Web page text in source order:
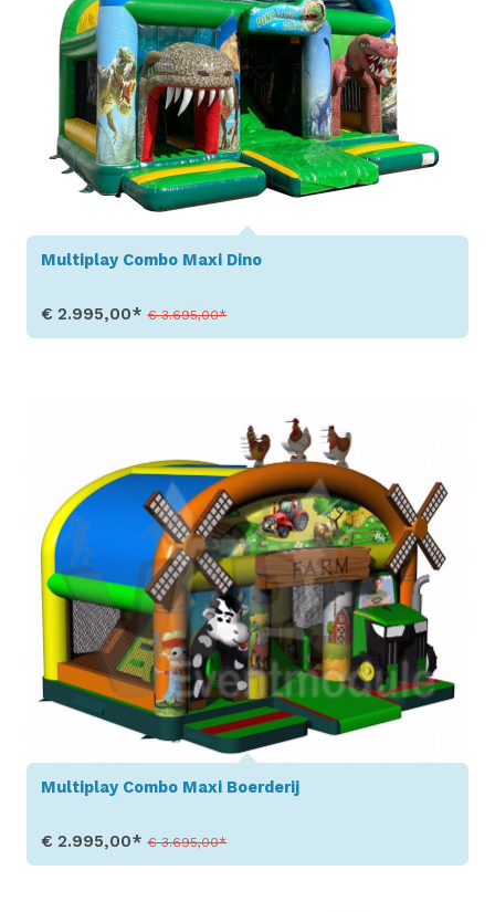
Multiplay Combo Maxi Dino
€ 2.995,00*€ 3.695,00*
Multiplay Combo Maxi Boerderij
€ 2.995,00*€ 3.695,00*